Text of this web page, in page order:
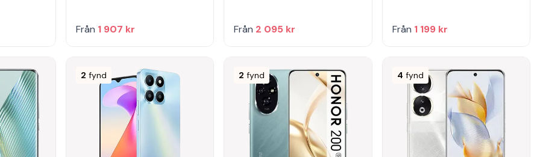
Från 1 907 kr Från 2 095 kr Från 1 199 kr
2 fynd 2 fynd 4 fynd